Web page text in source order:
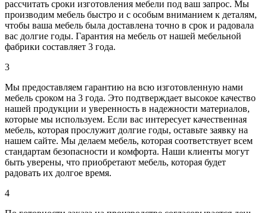
рассчитать сроки изготовления мебели под ваш запрос. Мы
производим мебель быстро и с особым вниманием к деталям,
чтобы ваша мебель была доставлена точно в срок и радовала
вас долгие годы. Гарантия на мебель от нашей мебельной
фабрики составляет 3 года.
3
Мы предоставляем гарантию на всю изготовленную нами
мебель сроком на 3 года. Это подтверждает высокое качество
нашей продукции и уверенность в надежности материалов,
которые мы используем. Если вас интересует качественная
мебель, которая прослужит долгие годы, оставьте заявку на
нашем сайте. Мы делаем мебель, которая соответствует всем
стандартам безопасности и комфорта. Наши клиенты могут
быть уверены, что приобретают мебель, которая будет
радовать их долгое время.
4